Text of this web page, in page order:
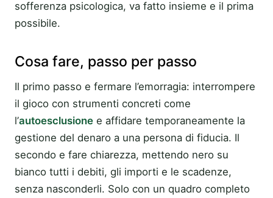
sofferenza psicologica, va fatto insieme e il prima
possibile.
Cosa fare, passo per passo
Il primo passo e fermare l’emorragia: interrompere
il gioco con strumenti concreti come
l’autoesclusione e affidare temporaneamente la
gestione del denaro a una persona di fiducia. Il
secondo e fare chiarezza, mettendo nero su
bianco tutti i debiti, gli importi e le scadenze,
senza nasconderli. Solo con un quadro completo